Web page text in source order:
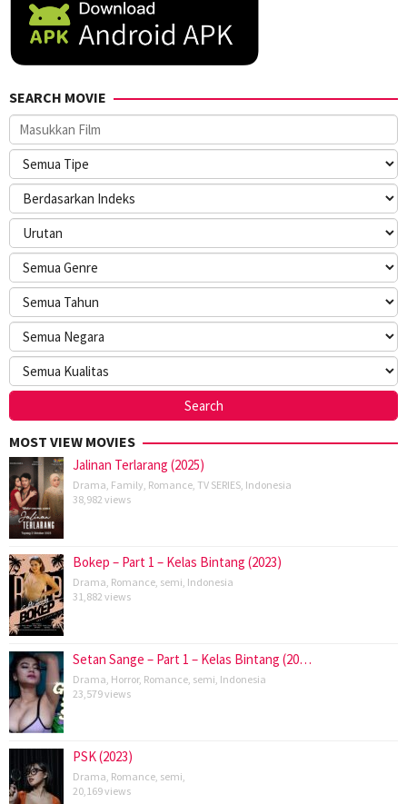
SEARCH MOVIE
MOST VIEW MOVIES
Jalinan Terlarang (2025)
Drama Family Romance TV SERIES Indonesia
38,982 views
Bokep – Part 1 – Kelas Bintang (2023)
Drama Romance semi Indonesia
31,882 views
Setan Sange – Part 1 – Kelas Bintang (20…
Drama Horror, Romance semi Indonesia
23,579 views
PSK (2023)
Drama Romance semi
20,169 views